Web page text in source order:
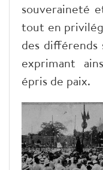
souveraineté
tout en
des
exprimant
épris de paix.